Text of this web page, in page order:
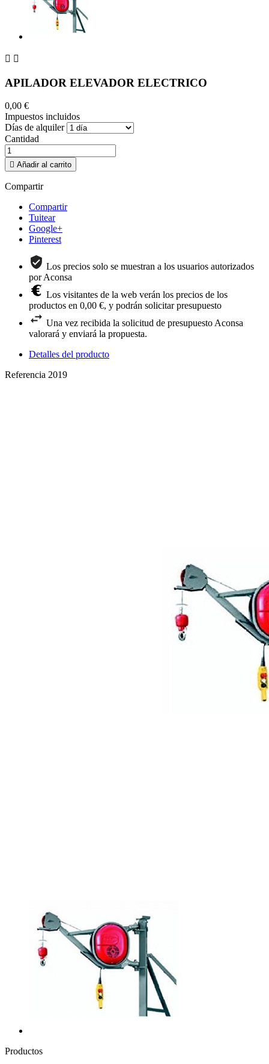
 
APILADOR ELEVADOR ELECTRICO
0,00 €
Impuestos incluidos
Días de alquiler
Cantidad
 Añadir al carrito
Compartir
Compartir
Tuitear
Google+
Pinterest
Los precios solo se muestran a los usuarios autorizados
por Aconsa
Los visitantes de la web verán los precios de los
productos en 0,00 €, y podrán solicitar presupuesto
Una vez recibida la solicitud de presupuesto Aconsa
valorará y enviará la propuesta.
Detalles del producto
Referencia 2019
Productos